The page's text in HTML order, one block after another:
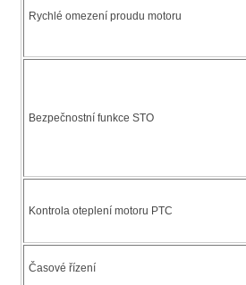
Rychlé omezení proudu motoru
Bezpečnostní funkce STO
Kontrola oteplení motoru PTC
Časové řízení